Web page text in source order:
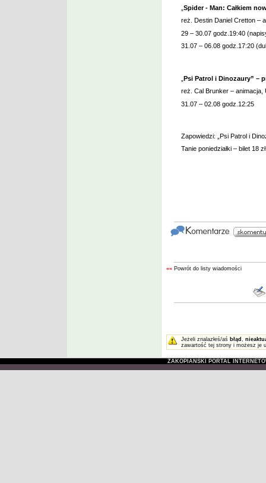
Spider - Man: Całkiem
reż. Destin Daniel Cretton –
29 – 30.07 godz.19:40
31.07 – 06.08 godz.17:20
Psi Patrol i Dinozaury” –
reż. Cal Brunker – animacja,
31.07 – 02.08 godz.12:25
Zapowiedzi: „Psi Patrol i
Tanie poniedziałki – bilet 18 zł
«« Powrót do listy wiadomości
Jeżeli znalazłeś/aś błąd ,
zawartość tej strony i możesz je
ZAKOPIAŃSKI PORTAL